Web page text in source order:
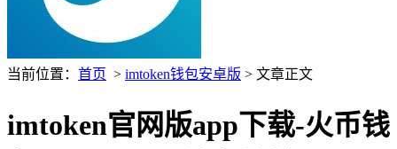
当前位置： 首页 > imtoken钱包安卓版 > 文章正文
imtoken官网版app下载-火币钱